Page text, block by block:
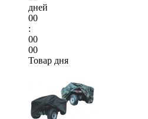
дней
00
:
00
00
Товар дня